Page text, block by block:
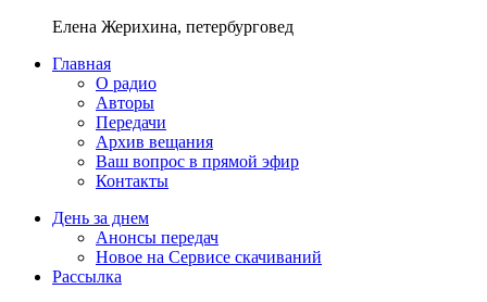
Елена Жерихина, петербурговед
Главная
О радио
Авторы
Передачи
Архив вещания
Ваш вопрос в прямой эфир
Контакты
День за днем
Анонсы передач
Новое на Сервисе скачиваний
Рассылка